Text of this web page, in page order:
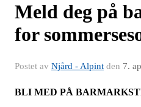
Meld deg på
for
Postet av Njård - Alpint den 7.
BLI MED PÅ